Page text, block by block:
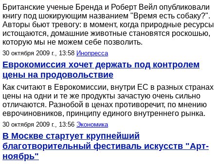
Британские ученые Бренда и Роберт Вейл опубликовали
книгу под шокирующим названием "Время есть собаку?".
Авторы бьют тревогу: в момент, когда природные ресурсы
истощаются, домашние животные становятся роскошью,
которую мы не можем себе позволить.
30 октября 2009 г., 13:58 Инопресса
Еврокомиссия хочет держать под контролем
цены на продовольствие
Как считают в Еврокомиссии, внутри ЕС в разных странах
цены на одни и те же продукты зачастую очень сильно
отличаются. Разнобой в ценах противоречит, по мнению
еврочиновников, принципу единого внутреннего рынка.
30 октября 2009 г., 13:56 Экономика
В Москве стартует крупнейший
благотворительный фестиваль искусств "Арт-
ноябрь"